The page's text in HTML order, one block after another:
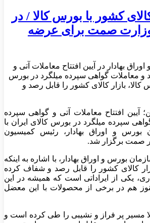
کشور با بورس کالا / در
وزارت صمت برای عرضه
بهادار در آیین افتتاح معاملات آتی و
معاملات گواهی سپرده میلگرد در بورس
بازار کالای کشور را قابل رصد و
آیین افتتاح معاملات آتی و گواهی سپرده
سپرده میلگرد در بورس کالای ایران با
و اوراق بهادار، رئیس کمیسیون
صمت برگزار شد.
بورس و اوراق بهادار، با اشاره به اینکه
کالای کشور را قابل رصد و شفاف کرده
یکی از ایراداتی است که همیشه در این
هم در برخی از محصولات با این معضل
مسیر پر فراز و نشیبی را طی کرده است و